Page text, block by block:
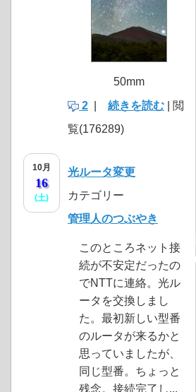
50mm
2
続きを読む | 閲
覧(176289)
10月
16
(土)
光ルータ変更
カテゴリー
管理人のつぶやき
このところネット接
続が不安定だったの
でNTTに連絡。光ル
ータを交換しまし
た。最初新しい型番
のルータが来るかと
思っていましたが、
同じ型番。ちょっと
残念。接続完了し...